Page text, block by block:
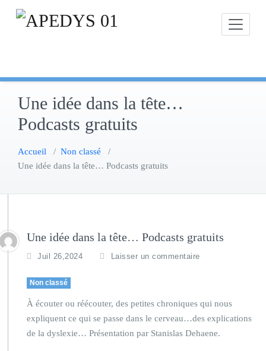
Skip
Une idée dans la tête…
Podcasts gratuits
Accueil / Non classé /
Une idée dans la tête… Podcasts gratuits
Une idée dans la tête… Podcasts gratuits
Juil 26,2024 Laisser un commentaire
Non classé
À écouter ou réécouter, des petites chroniques qui nous
expliquent ce qui se passe dans le cerveau…des explications
de la dyslexie… Présentation par Stanislas Dehaene.